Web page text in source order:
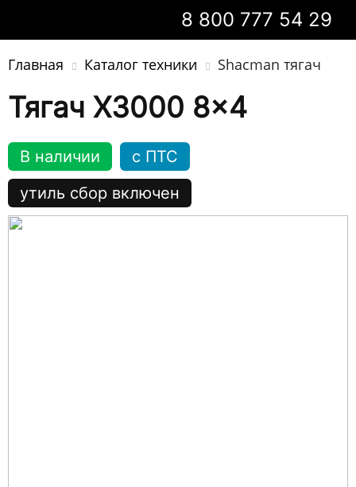
8 800 777 54 29
Главная Каталог техники Shacman тягач
Тягач X3000 8x4
В наличии
c ПТС
утиль сбор включен